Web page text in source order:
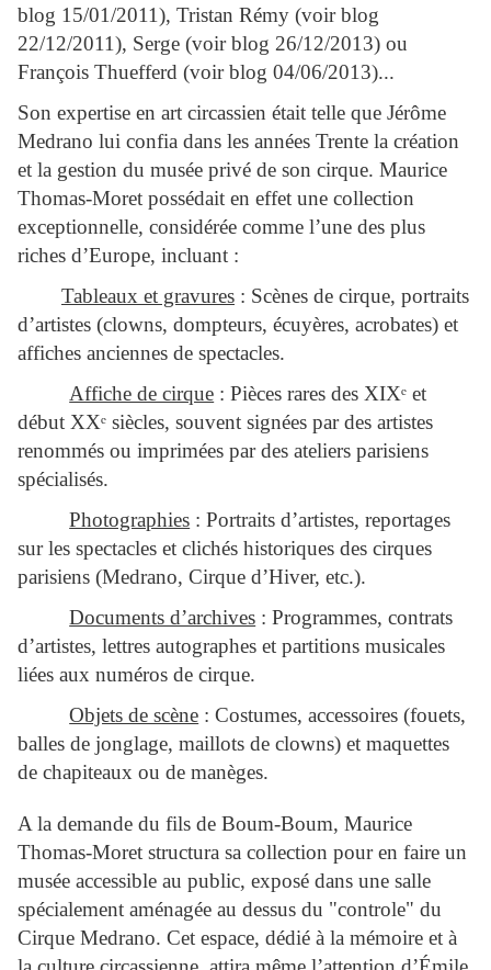
blog 15/01/2011), Tristan Rémy (voir blog
22/12/2011), Serge (voir blog 26/12/2013) ou
François Thuefferd (voir blog 04/06/2013)...
Son expertise en art circassien était telle que Jérôme
Medrano lui confia dans les années Trente la création
et la gestion du musée privé de son cirque. Maurice
Thomas-Moret possédait en effet une collection
exceptionnelle, considérée comme l’une des plus
riches d’Europe, incluant :
Tableaux et gravures : Scènes de cirque, portraits
d’artistes (clowns, dompteurs, écuyères, acrobates) et
affiches anciennes de spectacles.
Affiche de cirque : Pièces rares des XIXᵉ et
début XXᵉ siècles, souvent signées par des artistes
renommés ou imprimées par des ateliers parisiens
spécialisés.
Photographies : Portraits d’artistes, reportages
sur les spectacles et clichés historiques des cirques
parisiens (Medrano, Cirque d’Hiver, etc.).
Documents d’archives : Programmes, contrats
d’artistes, lettres autographes et partitions musicales
liées aux numéros de cirque.
Objets de scène : Costumes, accessoires (fouets,
balles de jonglage, maillots de clowns) et maquettes
de chapiteaux ou de manèges.
A la demande du fils de Boum-Boum, Maurice
Thomas-Moret structura sa collection pour en faire un
musée accessible au public, exposé dans une salle
spécialement aménagée au dessus du "controle" du
Cirque Medrano. Cet espace, dédié à la mémoire et à